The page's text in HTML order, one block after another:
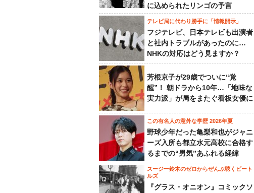
に込められたリンゴの予言
テレビ局に代わり勝手に「情報開示」
フジテレビ、日本テレビも出演者
と社内トラブルがあったのに…
NHKの対応はどう見ますか？
芳根京子が29歳でついに“覚
醒”！ 朝ドラから10年…「地味な
実力派」が局をまたぐ看板女優に
この有名人の意外な学歴 2026年夏
野球少年だった亀梨和也がジャニ
ーズ入所も都立水元高校に合格す
るまでの“男気”あふれる経緯
スージー鈴木のゼロからぜんぶ聴くビート
ルズ
『グラス・オニオン』コミックソ